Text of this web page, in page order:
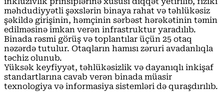
məhdudiyyətli şəxslərin binaya rahat və təhlükəsiz
şəkildə girişinin, həmçinin sərbəst hərəkətinin təmin
edilməsinə imkan verən infrastruktur yaradılıb.
Binada rəsmi görüş və toplantılar üçün 25 otaq
nəzərdə tutulur. Otaqların hamısı zəruri avadanlıqla
təchiz olunub.
Yüksək keyfiyyət, təhlükəsizlik və dayanıqlı inkişaf
standartlarına cavab verən binada müasir
texnologiya və informasiya sistemləri də quraşdırılıb.